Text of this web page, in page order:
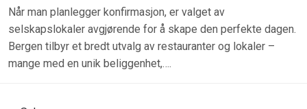
Når man planlegger konfirmasjon, er valget av
selskapslokaler avgjørende for å skape den perfekte dagen.
Bergen tilbyr et bredt utvalg av restauranter og lokaler –
mange med en unik beliggenhet,….